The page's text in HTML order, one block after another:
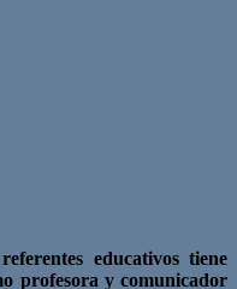
educativos tiene
profesora y comunicador